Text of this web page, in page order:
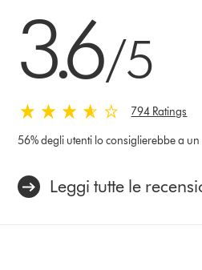
3.6/5
794 Ratings
56% degli utenti lo consiglierebbe a
Leggi tutte le